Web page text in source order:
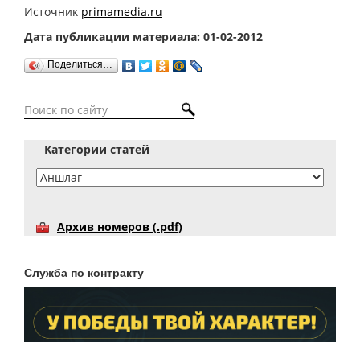
Источник primamedia.ru
Дата публикации материала: 01-02-2012
Поделиться…
Категории статей
Архив номеров (.pdf)
Служба по контракту